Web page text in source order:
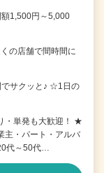
1,500円～5,000
の店舗で間時間に
でサクッと♪ ☆1日の
・単発も大歓迎！ ★
主・パート・アルバ
代～50代…